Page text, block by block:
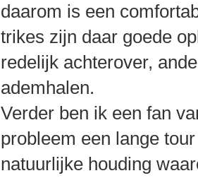
daarom is een
trikes zijn daar goede
redelijk achterover,
ademhalen.
Verder ben ik een fan
probleem een lange
natuurlijke houding